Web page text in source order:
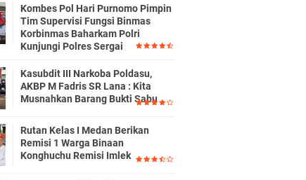
Kombes Pol Hari Purnomo Pimpin
Tim Supervisi Fungsi Binmas
Korbinmas Baharkam Polri
Kunjungi Polres Sergai
Kasubdit III Narkoba Poldasu,
AKBP M Fadris SR Lana : Kita
Musnahkan Barang Bukti Sabu
Rutan Kelas I Medan Berikan
Remisi 1 Warga Binaan
Konghuchu Remisi Imlek